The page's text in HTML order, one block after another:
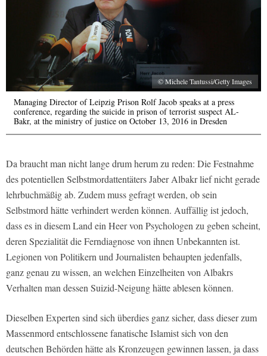
© Michele Tantussi/Getty Images
Managing Director of Leipzig Prison Rolf Jacob speaks at a press
conference, regarding the suicide in prison of terrorist suspect AL-
Bakr, at the ministry of justice on October 13, 2016 in Dresden
Da braucht man nicht lange drum herum zu reden: Die Festnahme
des potentiellen Selbstmordattentäters Jaber Albakr lief nicht gerade
lehrbuchmäßig ab. Zudem muss gefragt werden, ob sein
Selbstmord hätte verhindert werden können. Auffällig ist jedoch,
dass es in diesem Land ein Heer von Psychologen zu geben scheint,
deren Spezialität die Ferndiagnose von ihnen Unbekannten ist.
Legionen von Politikern und Journalisten behaupten jedenfalls,
ganz genau zu wissen, an welchen Einzelheiten von Albakrs
Verhalten man dessen Suizid-Neigung hätte ablesen können.
Dieselben Experten sind sich überdies ganz sicher, dass dieser zum
Massenmord entschlossene fanatische Islamist sich von den
deutschen Behörden hätte als Kronzeugen gewinnen lassen, ja dass